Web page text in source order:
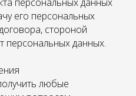
его персональных
стороной
персональных данных.
любые